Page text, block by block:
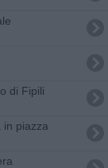
di Fipili
in piazza